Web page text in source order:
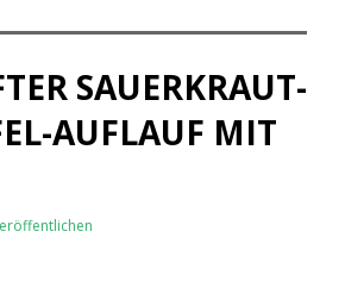
SAUERKRAUT-
AUFLAUF MIT